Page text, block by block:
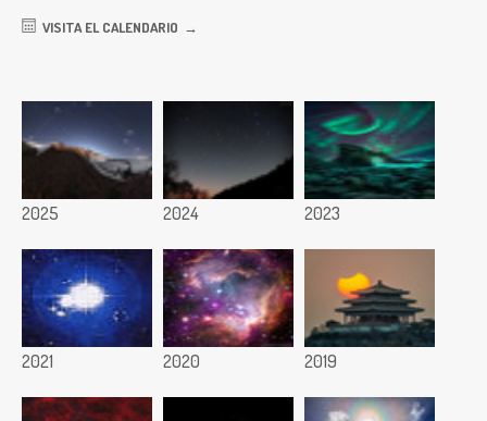
VISITA EL CALENDARIO
2025 2024 2023
2021 2020 2019